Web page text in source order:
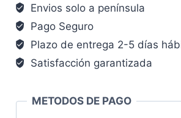
co
5
Rectificado
Tipo
Nr
Envios solo a península
Pago Seguro
Plazo de entrega 2-5 días
Satisfacción garantizada
METODOS DE PAGO